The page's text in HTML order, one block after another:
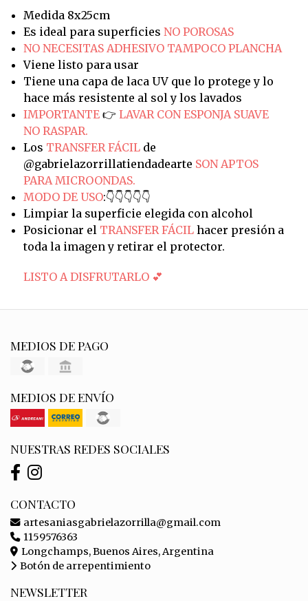
Medida 8x25cm
Es ideal para superficies NO POROSAS
NO NECESITAS ADHESIVO TAMPOCO PLANCHA
Viene listo para usar
Tiene una capa de laca UV que lo protege y lo
hace más resistente al sol y los lavados
IMPORTANTE 👉 LAVAR CON ESPONJA SUAVE
NO RASPAR.
Los TRANSFER FÁCILde
@gabrielazorrillatiendadearte SON APTOS
PARA MICROONDAS.
MODO DE USO:👇👇👇👇👇
Limpiar la superficie elegida con alcohol
Posicionar el TRANSFER FÁCILhacer presión a
toda la imagen y retirar el protector.
LISTO A DISFRUTARLO 💕
MEDIOS DE PAGO
MEDIOS DE ENVÍO
NUESTRAS REDES SOCIALES
CONTACTO
artesaniasgabrielazorrilla@gmail.com
1159576363
Longchamps, Buenos Aires, Argentina
Botón de arrepentimiento
NEWSLETTER